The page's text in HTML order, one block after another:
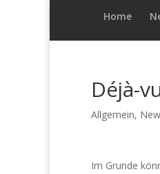
Home
Déjà-
Allgemein,
Im Grunde